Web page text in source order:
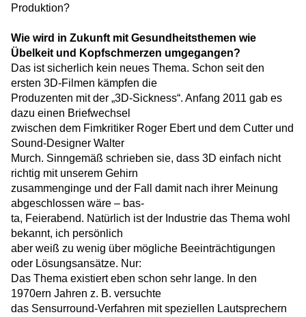
Produktion?
Wie wird in Zukunft mit Gesundheitsthemen wie
Übelkeit und Kopfschmerzen umgegangen?
Das ist sicherlich kein neues Thema. Schon seit den
ersten 3D-Filmen kämpfen die
Produzenten mit der „3D-Sickness“. Anfang 2011 gab es
dazu einen Briefwechsel
zwischen dem Fimkritiker Roger Ebert und dem Cutter und
Sound-Designer Walter
Murch. Sinngemäß schrieben sie, dass 3D einfach nicht
richtig mit unserem Gehirn
zusammenginge und der Fall damit nach ihrer Meinung
abgeschlossen wäre – bas-
ta, Feierabend. Natürlich ist der Industrie das Thema wohl
bekannt, ich persönlich
aber weiß zu wenig über mögliche Beeinträchtigungen
oder Lösungsansätze. Nur:
Das Thema existiert eben schon sehr lange. In den
1970ern Jahren z. B. versuchte
das Sensurround-Verfahren mit speziellen Lautsprechern